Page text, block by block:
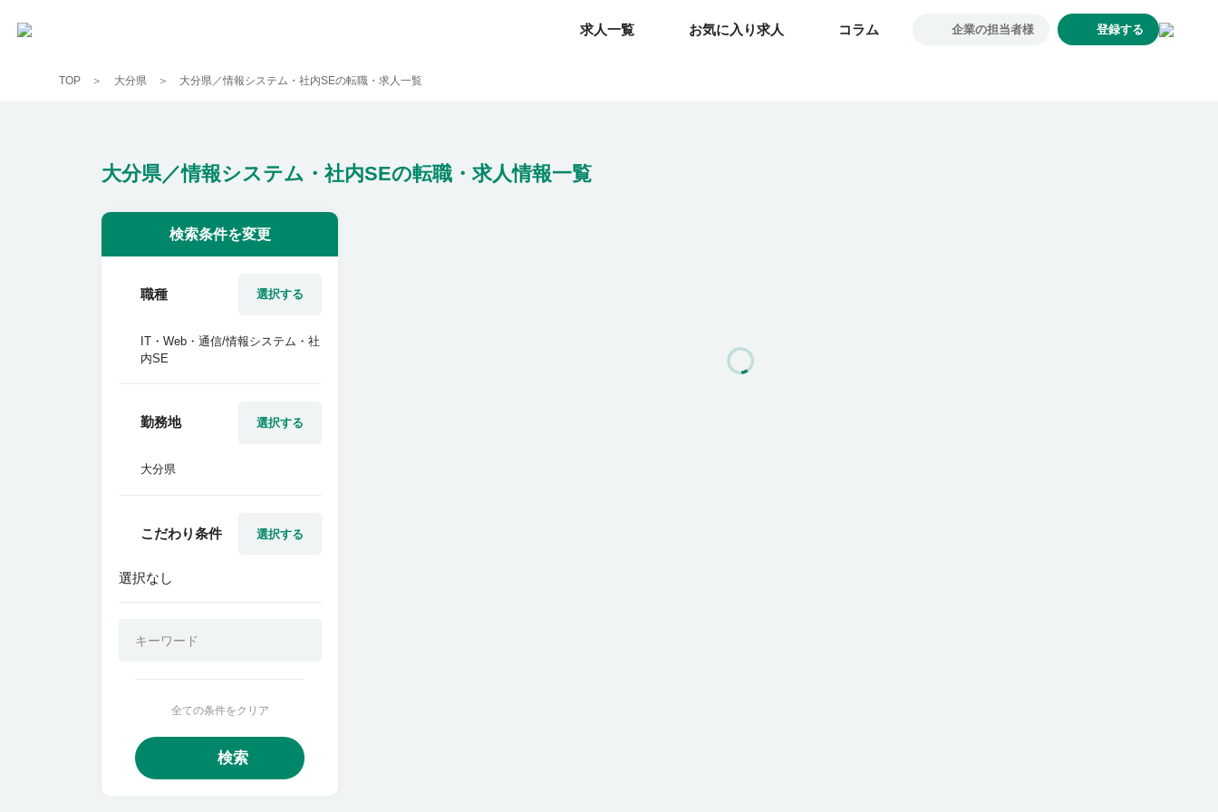
求人一覧 お気に入り求人 コラム 企業の担当者様 登録する
求人一覧 お気に入り求人 コラム 企業の担当者様 登録する
TOP 大分県 大分県／情報システム・社内SEの転職・求人一覧
大分県／情報システム・社内SEの転職・求人情報一覧
検索条件を変更
選択する
職種
IT・Web・通信/情報システム・社
内SE
選択する
勤務地
大分県
選択する
こだわり条件
選択なし
全ての条件をクリア
検索